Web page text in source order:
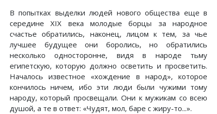
В попытках выделки людей нового общества еще в
середине XIX века молодые борцы за народное
счастье обратились, наконец, лицом к тем, за чье
лучшее будущее они боролись, но обратились
несколько односторонне, видя в народе тьму
египетскую, которую должно осветить и просветить.
Началось известное «хождение в народ», которое
кончилось ничем, ибо эти люди были чужими тому
народу, который просвещали. Они к мужикам со всею
душой, а те в ответ: «Чудят, мол, баре с жиру-то...».